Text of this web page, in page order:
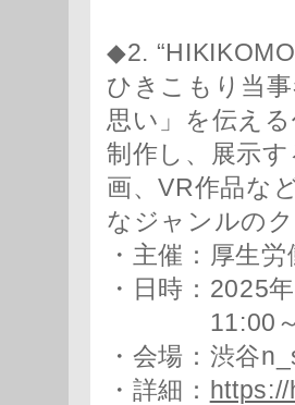
◆2.
ひきこもり当
思い」を伝え
制作し、展示
画、VR作品な
なジャンルの
・主催：厚生
・日時：2025
11:00～
・会場：渋谷
・詳細：